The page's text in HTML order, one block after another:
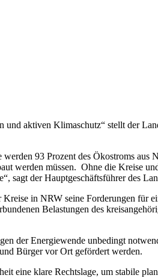
und aktiven Klimaschutz“ stellt der
93 Prozent des Ökostroms
werden müssen. Ohne die Kreise
sagt der Hauptgeschäftsführer des
in NRW seine Forderungen für
Belastungen des
der Energiewende unbedingt
Bürger vor Ort gefördert werden.
eine klare Rechtslage, um stabile